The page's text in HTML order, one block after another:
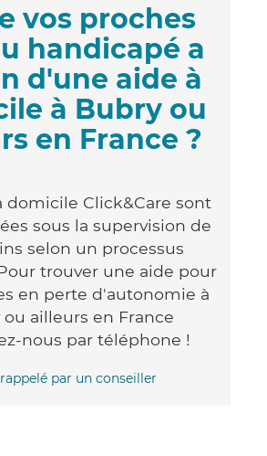
vos proches
handicapé a
d'une aide à
à Bubry ou
en France ?
domicile Click&Care sont
sous la supervision de
selon un processus
trouver une aide pour
en perte d'autonomie à
ou ailleurs en France
nous par téléphone !
par un conseiller